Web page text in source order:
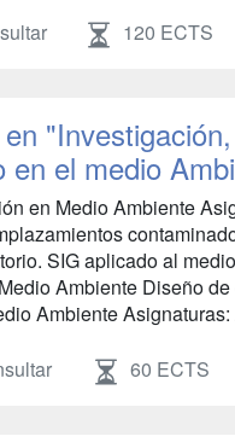
120 ECTS
en el medio
en Medio Ambiente
SIG aplicado al
Ambiente Diseño
Ambiente Asignaturas:
60 ECTS